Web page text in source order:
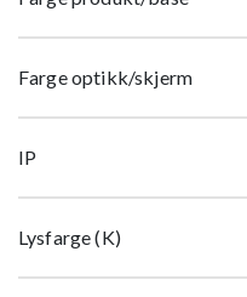
Farge optikk/skjerm
IP
Lysfarge (K)